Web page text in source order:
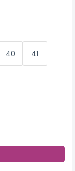
40 41